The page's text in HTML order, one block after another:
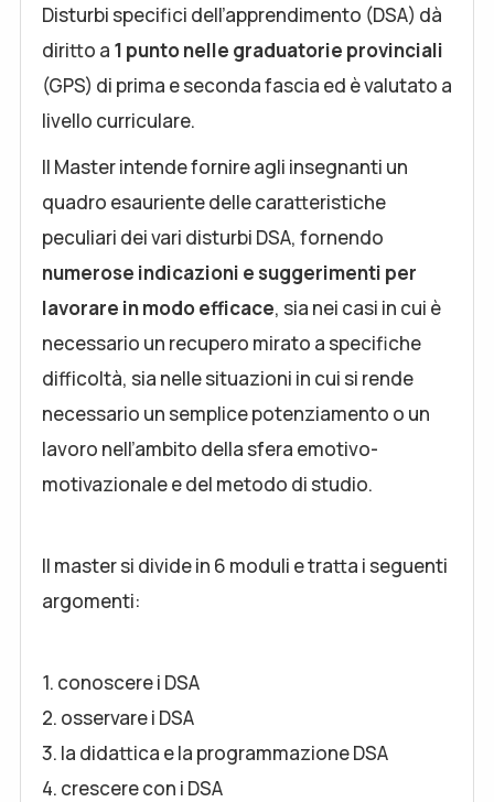
Disturbi specifici dell’apprendimento (DSA) dà
diritto a 1 punto nelle graduatorie provinciali
(GPS) di prima e seconda fascia ed è valutato a
livello curriculare.
Il Master intende fornire agli insegnanti un
quadro esauriente delle caratteristiche
peculiari dei vari disturbi DSA, fornendo
numerose indicazioni e suggerimenti per
lavorare in modo efficace, sia nei casi in cui è
necessario un recupero mirato a specifiche
difficoltà, sia nelle situazioni in cui si rende
necessario un semplice potenziamento o un
lavoro nell’ambito della sfera emotivo-
motivazionale e del metodo di studio.
Il master si divide in 6 moduli e tratta i seguenti
argomenti:
1. conoscere i DSA
2. osservare i DSA
3. la didattica e la programmazione DSA
4. crescere con i DSA